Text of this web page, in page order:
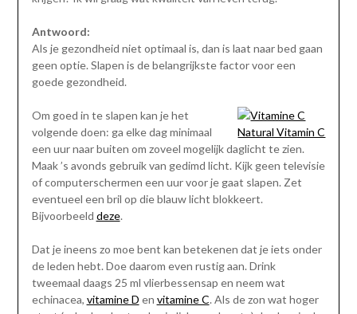
Antwoord:
Als je gezondheid niet optimaal is, dan is laat naar bed gaan
geen optie. Slapen is de belangrijkste factor voor een
goede gezondheid.
Natural Vitamin C
Om goed in te slapen kan je het
volgende doen: ga elke dag minimaal
een uur naar buiten om zoveel mogelijk daglicht te zien.
Maak ’s avonds gebruik van gedimd licht. Kijk geen televisie
of computerschermen een uur voor je gaat slapen. Zet
eventueel een bril op die blauw licht blokkeert.
Bijvoorbeeld deze.
Dat je ineens zo moe bent kan betekenen dat je iets onder
de leden hebt. Doe daarom even rustig aan. Drink
tweemaal daags 25 ml vlierbessensap en neem wat
echinacea, vitamine D en vitamine C. Als de zon wat hoger